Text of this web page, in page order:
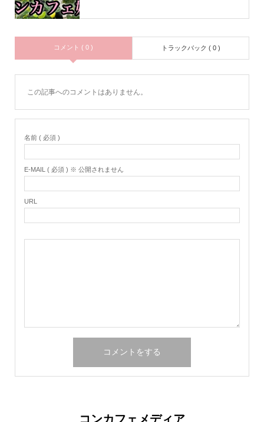
コメント ( 0 ) トラックバック ( 0 )
この記事へのコメントはありません。
名前 ( 必須 )
E-MAIL ( 必須 ) ※ 公開されません
URL
コンカフェメディア